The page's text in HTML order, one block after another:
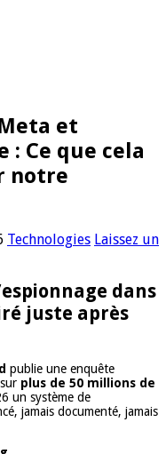
et
: Ce que cela
notre
Technologies Laissez un
dans
juste après
publie une enquête
plus de 50 millions de
un système de
jamais documenté, jamais